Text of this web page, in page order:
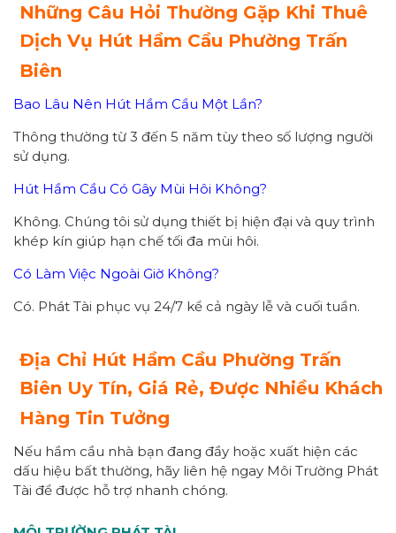
Những Câu Hỏi Thường Gặp Khi Thuê
Dịch Vụ Hút Hầm Cầu Phường Trấn
Biên
Bao Lâu Nên Hút Hầm Cầu Một Lần?
Thông thường từ 3 đến 5 năm tùy theo số lượng người
sử dụng.
Hút Hầm Cầu Có Gây Mùi Hôi Không?
Không. Chúng tôi sử dụng thiết bị hiện đại và quy trình
khép kín giúp hạn chế tối đa mùi hôi.
Có Làm Việc Ngoài Giờ Không?
Có. Phát Tài phục vụ 24/7 kể cả ngày lễ và cuối tuần.
Địa Chỉ Hút Hầm Cầu Phường Trấn
Biên Uy Tín, Giá Rẻ, Được Nhiều Khách
Hàng Tin Tưởng
Nếu hầm cầu nhà bạn đang đầy hoặc xuất hiện các
dấu hiệu bất thường, hãy liên hệ ngay Môi Trường Phát
Tài để được hỗ trợ nhanh chóng.